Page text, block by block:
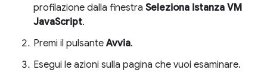
profilazione dalla finestra Seleziona istanza VM
JavaScript.
Premi il pulsanteAvvia.
Esegui le azioni sulla pagina che vuoi esaminare.